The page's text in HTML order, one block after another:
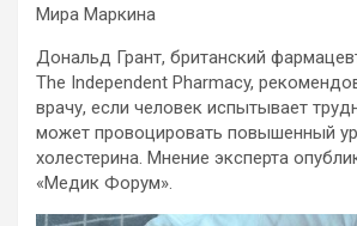
Мира Маркина
Дональд Грант, британский
The Independent Pharmacy,
врачу, если человек испытывает
может провоцировать повышенный
холестерина. Мнение эксперта
«Медик Форум».